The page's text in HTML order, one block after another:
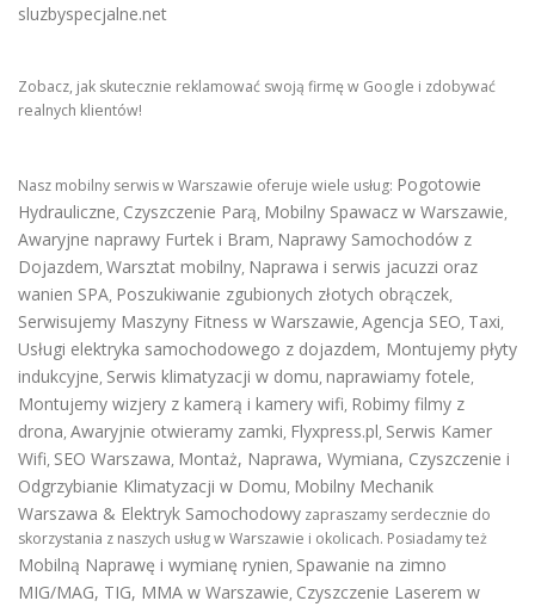
sluzbyspecjalne.net
Zobacz, jak skutecznie reklamować swoją firmę w Google i zdobywać
realnych klientów!
Nasz mobilny serwis w Warszawie oferuje wiele usług: Pogotowie
Hydrauliczne, Czyszczenie Parą, Mobilny Spawacz w Warszawie,
Awaryjne naprawy Furtek i Bram, Naprawy Samochodów z
Dojazdem, Warsztat mobilny, Naprawa i serwis jacuzzi oraz
wanien SPA, Poszukiwanie zgubionych złotych obrączek,
Serwisujemy Maszyny Fitness w Warszawie, Agencja SEO, Taxi,
Usługi elektryka samochodowego z dojazdem, Montujemy płyty
indukcyjne, Serwis klimatyzacji w domu, naprawiamy fotele,
Montujemy wizjery z kamerą i kamery wifi, Robimy filmy z
drona, Awaryjnie otwieramy zamki, Flyxpress.pl, Serwis Kamer
Wifi, SEO Warszawa, Montaż, Naprawa, Wymiana, Czyszczenie i
Odgrzybianie Klimatyzacji w Domu, Mobilny Mechanik
Warszawa & Elektryk Samochodowy zapraszamy serdecznie do
skorzystania z naszych usług w Warszawie i okolicach. Posiadamy też
Mobilną Naprawę i wymianę rynien, Spawanie na zimno
MIG/MAG, TIG, MMA w Warszawie, Czyszczenie Laserem w